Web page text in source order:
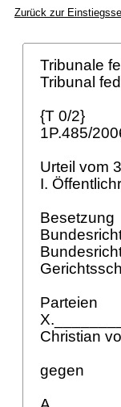
Zurück zur
Tribunale
Tribunal
{T 0/2}
1P.485/
Urteil vom
I.
Besetzung
Parteien
Christian
gegen